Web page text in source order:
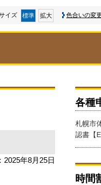
イズ 標準 拡大 色合いの変
2025年8月25日
各種
札幌市
認書【
時間